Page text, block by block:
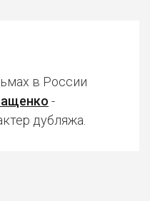
в России
-
дубляжа.